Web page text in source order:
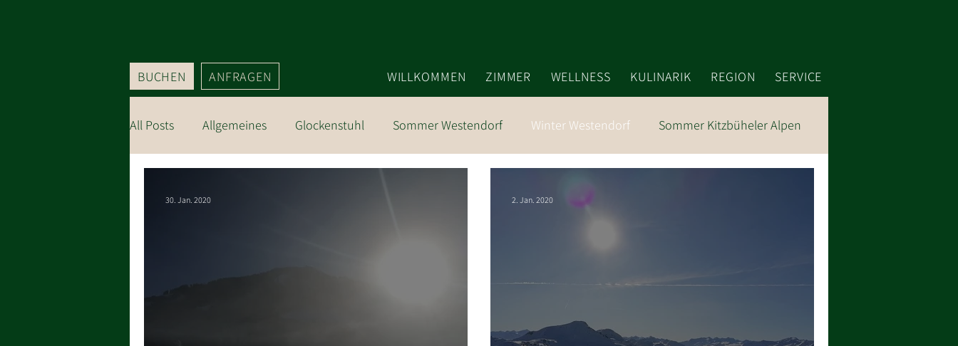
BUCHEN ANFRAGEN WILLKOMMEN ZIMMER WELLNESS KULINARIK REGION SERVICE
All Posts Allgemeines Glockenstuhl Sommer Westendorf Winter Westendorf Sommer Kitzbüheler Alpen
30. Jan. 2020 2. Jan. 2020